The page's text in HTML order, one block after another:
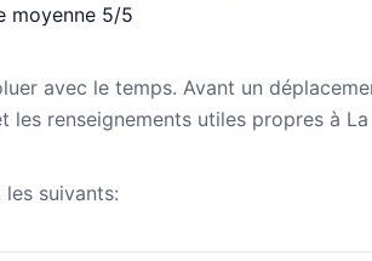
moyenne 5/5
avec le temps. Avant un
les renseignements utiles propres à
suivants: